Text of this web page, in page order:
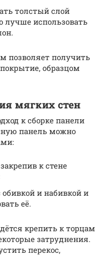
толстый слой
лучше использовать
позволяет получить
образцом
мягких стен
к сборке панели
панель можно
к стене
и набивкой и
её.
крепить к торцам
затруднения.
перекос,